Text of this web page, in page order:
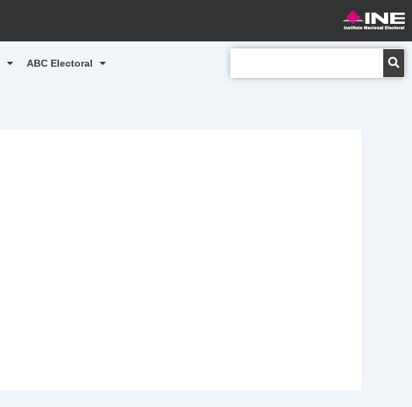
ABC Electoral